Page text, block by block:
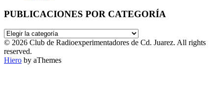
PUBLICACIONES POR CATEGORÍA
PUBLICACIONES
POR
CATEGORÍA
© 2026 Club de Radioexperimentadores de Cd. Juarez. All rights
reserved.
Hiero by aThemes